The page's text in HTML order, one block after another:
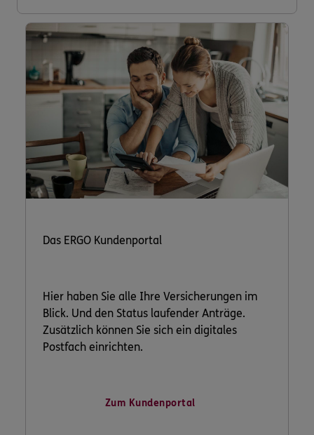
Das ERGO Kundenportal
Hier haben Sie alle Ihre Versicherungen im
Blick. Und den Status laufender Anträge.
Zusätzlich können Sie sich ein digitales
Postfach einrichten.
Zum Kundenportal